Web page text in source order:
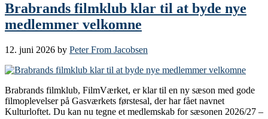
Brabrands filmklub klar til at byde nye
medlemmer velkomne
12. juni 2026 by Peter From Jacobsen
Brabrands filmklub, FilmVærket, er klar til en ny sæson med gode
filmoplevelser på Gasværkets førstesal, der har fået navnet
Kulturloftet. Du kan nu tegne et medlemskab for sæsonen 2026/27 –